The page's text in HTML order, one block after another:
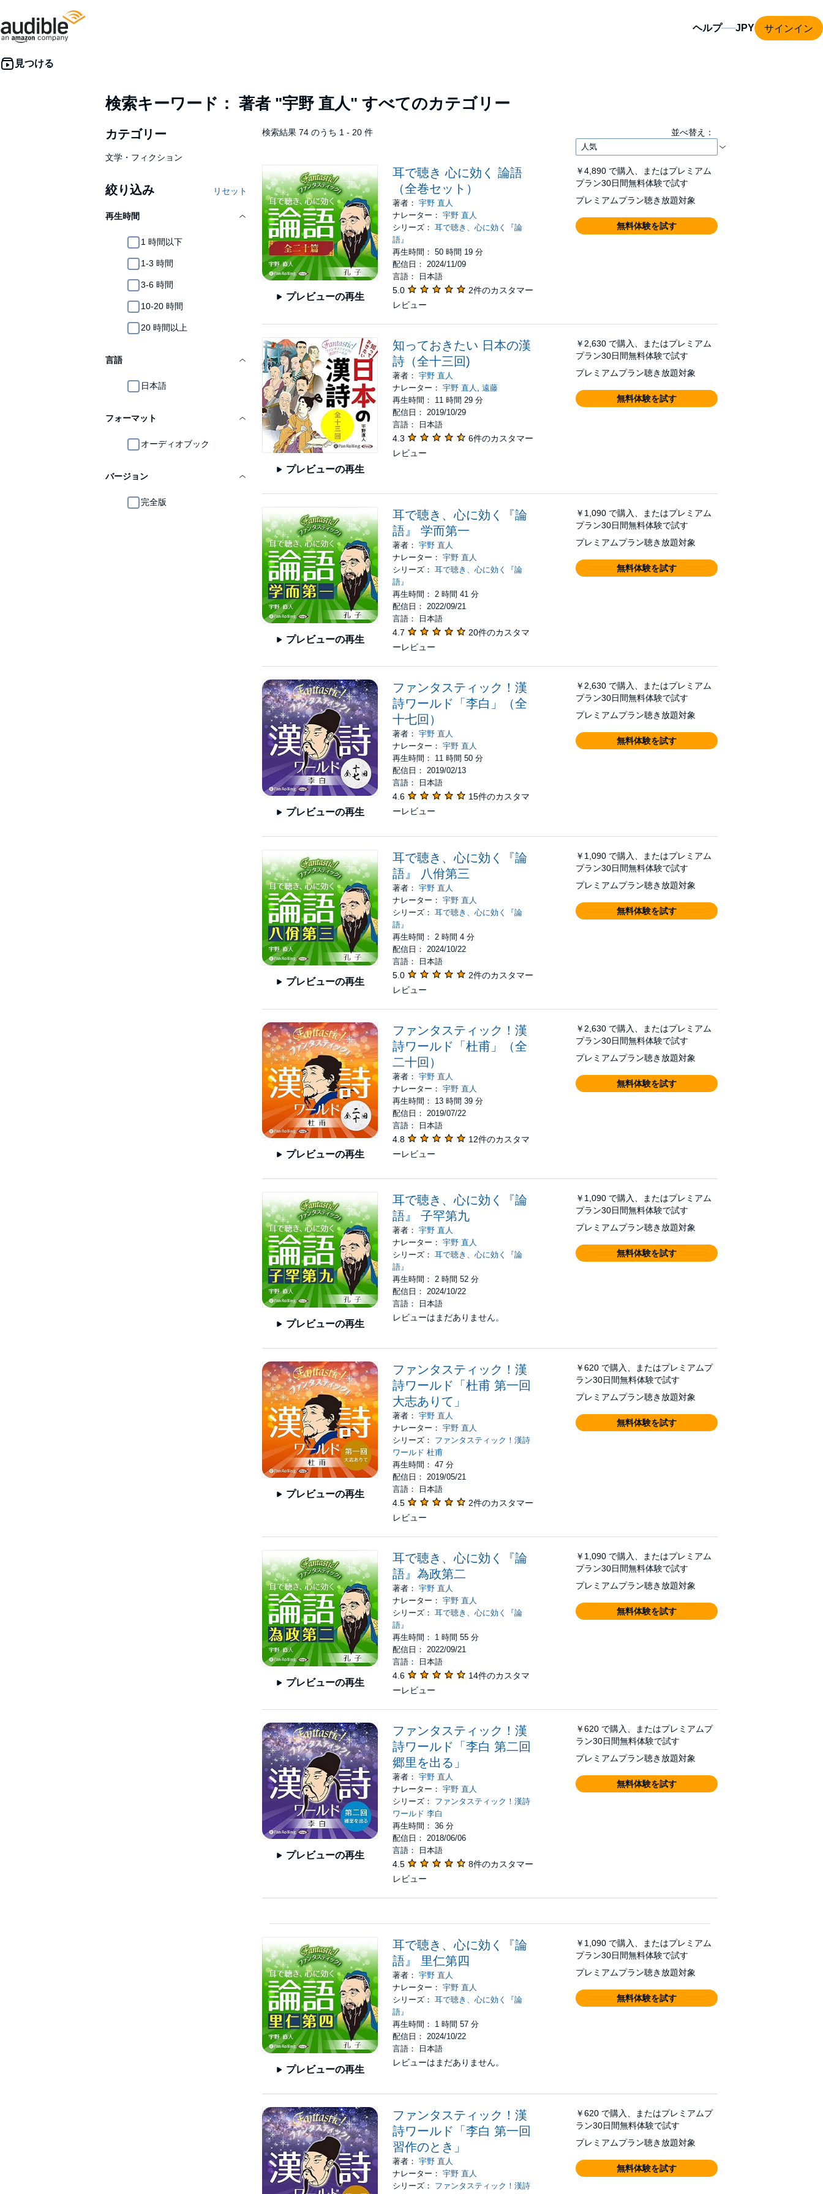
ヘルプ サインイン
検索キーワード： 著者 "宇野 直人" すべてのカテゴリー
カテゴリー
文学・フィクション
絞り込み リセット
再生時間
1 時間以下
1-3 時間
3-6 時間
10-20 時間
20 時間以上
言語
日本語
フォーマット
オーディオブック
バージョン
完全版
検索結果 74 のうち 1 - 20 件 並べ替え：
プレビューの再生
耳で聴き 心に効く 論語
（全巻セット）
著者：宇野 直人
ナレーター：宇野 直人
シリーズ：耳で聴き、心に効く『論
語』
再生時間： 50 時間 19 分
配信日： 2024/11/09
言語： 日本語
5.0
2件のカスタマー
レビュー
￥4,890 で購入、またはプレミアム
プラン30日間無料体験で試す
プレミアムプラン聴き放題対象
無料体験を試す
プレビューの再生
知っておきたい 日本の漢
詩（全十三回)
著者：宇野 直人
ナレーター：宇野 直人 ,遠藤
再生時間： 11 時間 29 分
配信日： 2019/10/29
言語： 日本語
4.3
6件のカスタマー
レビュー
￥2,630 で購入、またはプレミアム
プラン30日間無料体験で試す
プレミアムプラン聴き放題対象
無料体験を試す
プレビューの再生
耳で聴き、心に効く『論
語』 学而第一
著者：宇野 直人
ナレーター：宇野 直人
シリーズ：耳で聴き、心に効く『論
語』
再生時間： 2 時間 41 分
配信日： 2022/09/21
言語： 日本語
4.7
20件のカスタマ
ーレビュー
￥1,090 で購入、またはプレミアム
プラン30日間無料体験で試す
プレミアムプラン聴き放題対象
無料体験を試す
プレビューの再生
ファンタスティック！漢
詩ワールド「李白」（全
十七回）
著者：宇野 直人
ナレーター：宇野 直人
再生時間： 11 時間 50 分
配信日： 2019/02/13
言語： 日本語
4.6
15件のカスタマ
ーレビュー
￥2,630 で購入、またはプレミアム
プラン30日間無料体験で試す
プレミアムプラン聴き放題対象
無料体験を試す
プレビューの再生
耳で聴き、心に効く『論
語』 八佾第三
著者：宇野 直人
ナレーター：宇野 直人
シリーズ：耳で聴き、心に効く『論
語』
再生時間： 2 時間 4 分
配信日： 2024/10/22
言語： 日本語
5.0
2件のカスタマー
レビュー
￥1,090 で購入、またはプレミアム
プラン30日間無料体験で試す
プレミアムプラン聴き放題対象
無料体験を試す
プレビューの再生
ファンタスティック！漢
詩ワールド「杜甫」（全
二十回）
著者：宇野 直人
ナレーター：宇野 直人
再生時間： 13 時間 39 分
配信日： 2019/07/22
言語： 日本語
4.8
12件のカスタマ
ーレビュー
￥2,630 で購入、またはプレミアム
プラン30日間無料体験で試す
プレミアムプラン聴き放題対象
無料体験を試す
プレビューの再生
耳で聴き、心に効く『論
語』 子罕第九
著者：宇野 直人
ナレーター：宇野 直人
シリーズ：耳で聴き、心に効く『論
語』
再生時間： 2 時間 52 分
配信日： 2024/10/22
言語： 日本語
レビューはまだありません。
￥1,090 で購入、またはプレミアム
プラン30日間無料体験で試す
プレミアムプラン聴き放題対象
無料体験を試す
プレビューの再生
ファンタスティック！漢
詩ワールド「杜甫 第一回
大志ありて」
著者：宇野 直人
ナレーター：宇野 直人
シリーズ： ファンタスティック！漢詩
ワールド 杜甫
再生時間： 47 分
配信日： 2019/05/21
言語： 日本語
4.5
2件のカスタマー
レビュー
￥620 で購入、またはプレミアムプ
ラン30日間無料体験で試す
プレミアムプラン聴き放題対象
無料体験を試す
プレビューの再生
耳で聴き、心に効く『論
語』為政第二
著者：宇野 直人
ナレーター：宇野 直人
シリーズ：耳で聴き、心に効く『論
語』
再生時間： 1 時間 55 分
配信日： 2022/09/21
言語： 日本語
4.6
14件のカスタマ
ーレビュー
￥1,090 で購入、またはプレミアム
プラン30日間無料体験で試す
プレミアムプラン聴き放題対象
無料体験を試す
プレビューの再生
ファンタスティック！漢
詩ワールド「李白 第二回
郷里を出る」
著者：宇野 直人
ナレーター：宇野 直人
シリーズ： ファンタスティック！漢詩
ワールド 李白
再生時間： 36 分
配信日： 2018/06/06
言語： 日本語
4.5
8件のカスタマー
レビュー
￥620 で購入、またはプレミアムプ
ラン30日間無料体験で試す
プレミアムプラン聴き放題対象
無料体験を試す
プレビューの再生
耳で聴き、心に効く『論
語』 里仁第四
著者：宇野 直人
ナレーター：宇野 直人
シリーズ：耳で聴き、心に効く『論
語』
再生時間： 1 時間 57 分
配信日： 2024/10/22
言語： 日本語
レビューはまだありません。
￥1,090 で購入、またはプレミアム
プラン30日間無料体験で試す
プレミアムプラン聴き放題対象
無料体験を試す
ファンタスティック！漢
詩ワールド「李白 第一回
習作のとき」
著者：宇野 直人
ナレーター：宇野 直人
シリーズ： ファンタスティック！漢詩
￥620 で購入、またはプレミアムプ
ラン30日間無料体験で試す
プレミアムプラン聴き放題対象
無料体験を試す